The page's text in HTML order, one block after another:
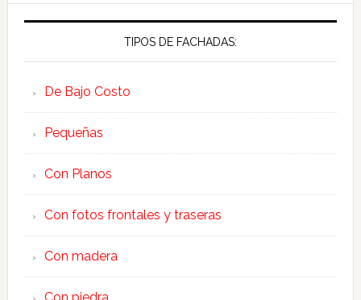
TIPOS DE FACHADAS:
De Bajo Costo
Pequeñas
Con Planos
Con fotos frontales y traseras
Con madera